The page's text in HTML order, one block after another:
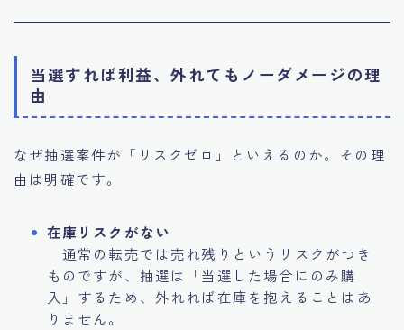
当選すれば利益、外れてもノーダメージの理
由
なぜ抽選案件が「リスクゼロ」といえるのか。その理
由は明確です。
在庫リスクがない
通常の転売では売れ残りというリスクがつき
ものですが、抽選は「当選した場合にのみ購
入」するため、外れれば在庫を抱えることはあ
りません。